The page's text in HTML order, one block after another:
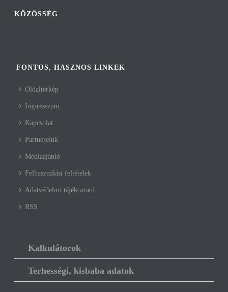
KÖZÖSSÉG
FONTOS, HASZNOS LINKEK
Oldaltérkép
Impresszum
Kapcsolat
Partnereink
Médiaajánló
Felhasználási feltételek
Adatvédelmi tájékoztató
RSS
Kalkulátorok
Terhességi, kisbaba adatok